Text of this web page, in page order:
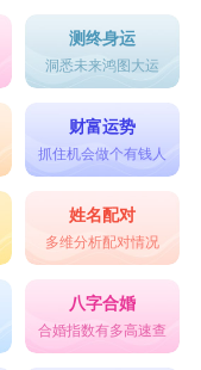
测终身运
洞悉未来鸿图大运
财富运势
抓住机会做个有钱人
姓名配对
多维分析配对情况
八字合婚
合婚指数有多高速查